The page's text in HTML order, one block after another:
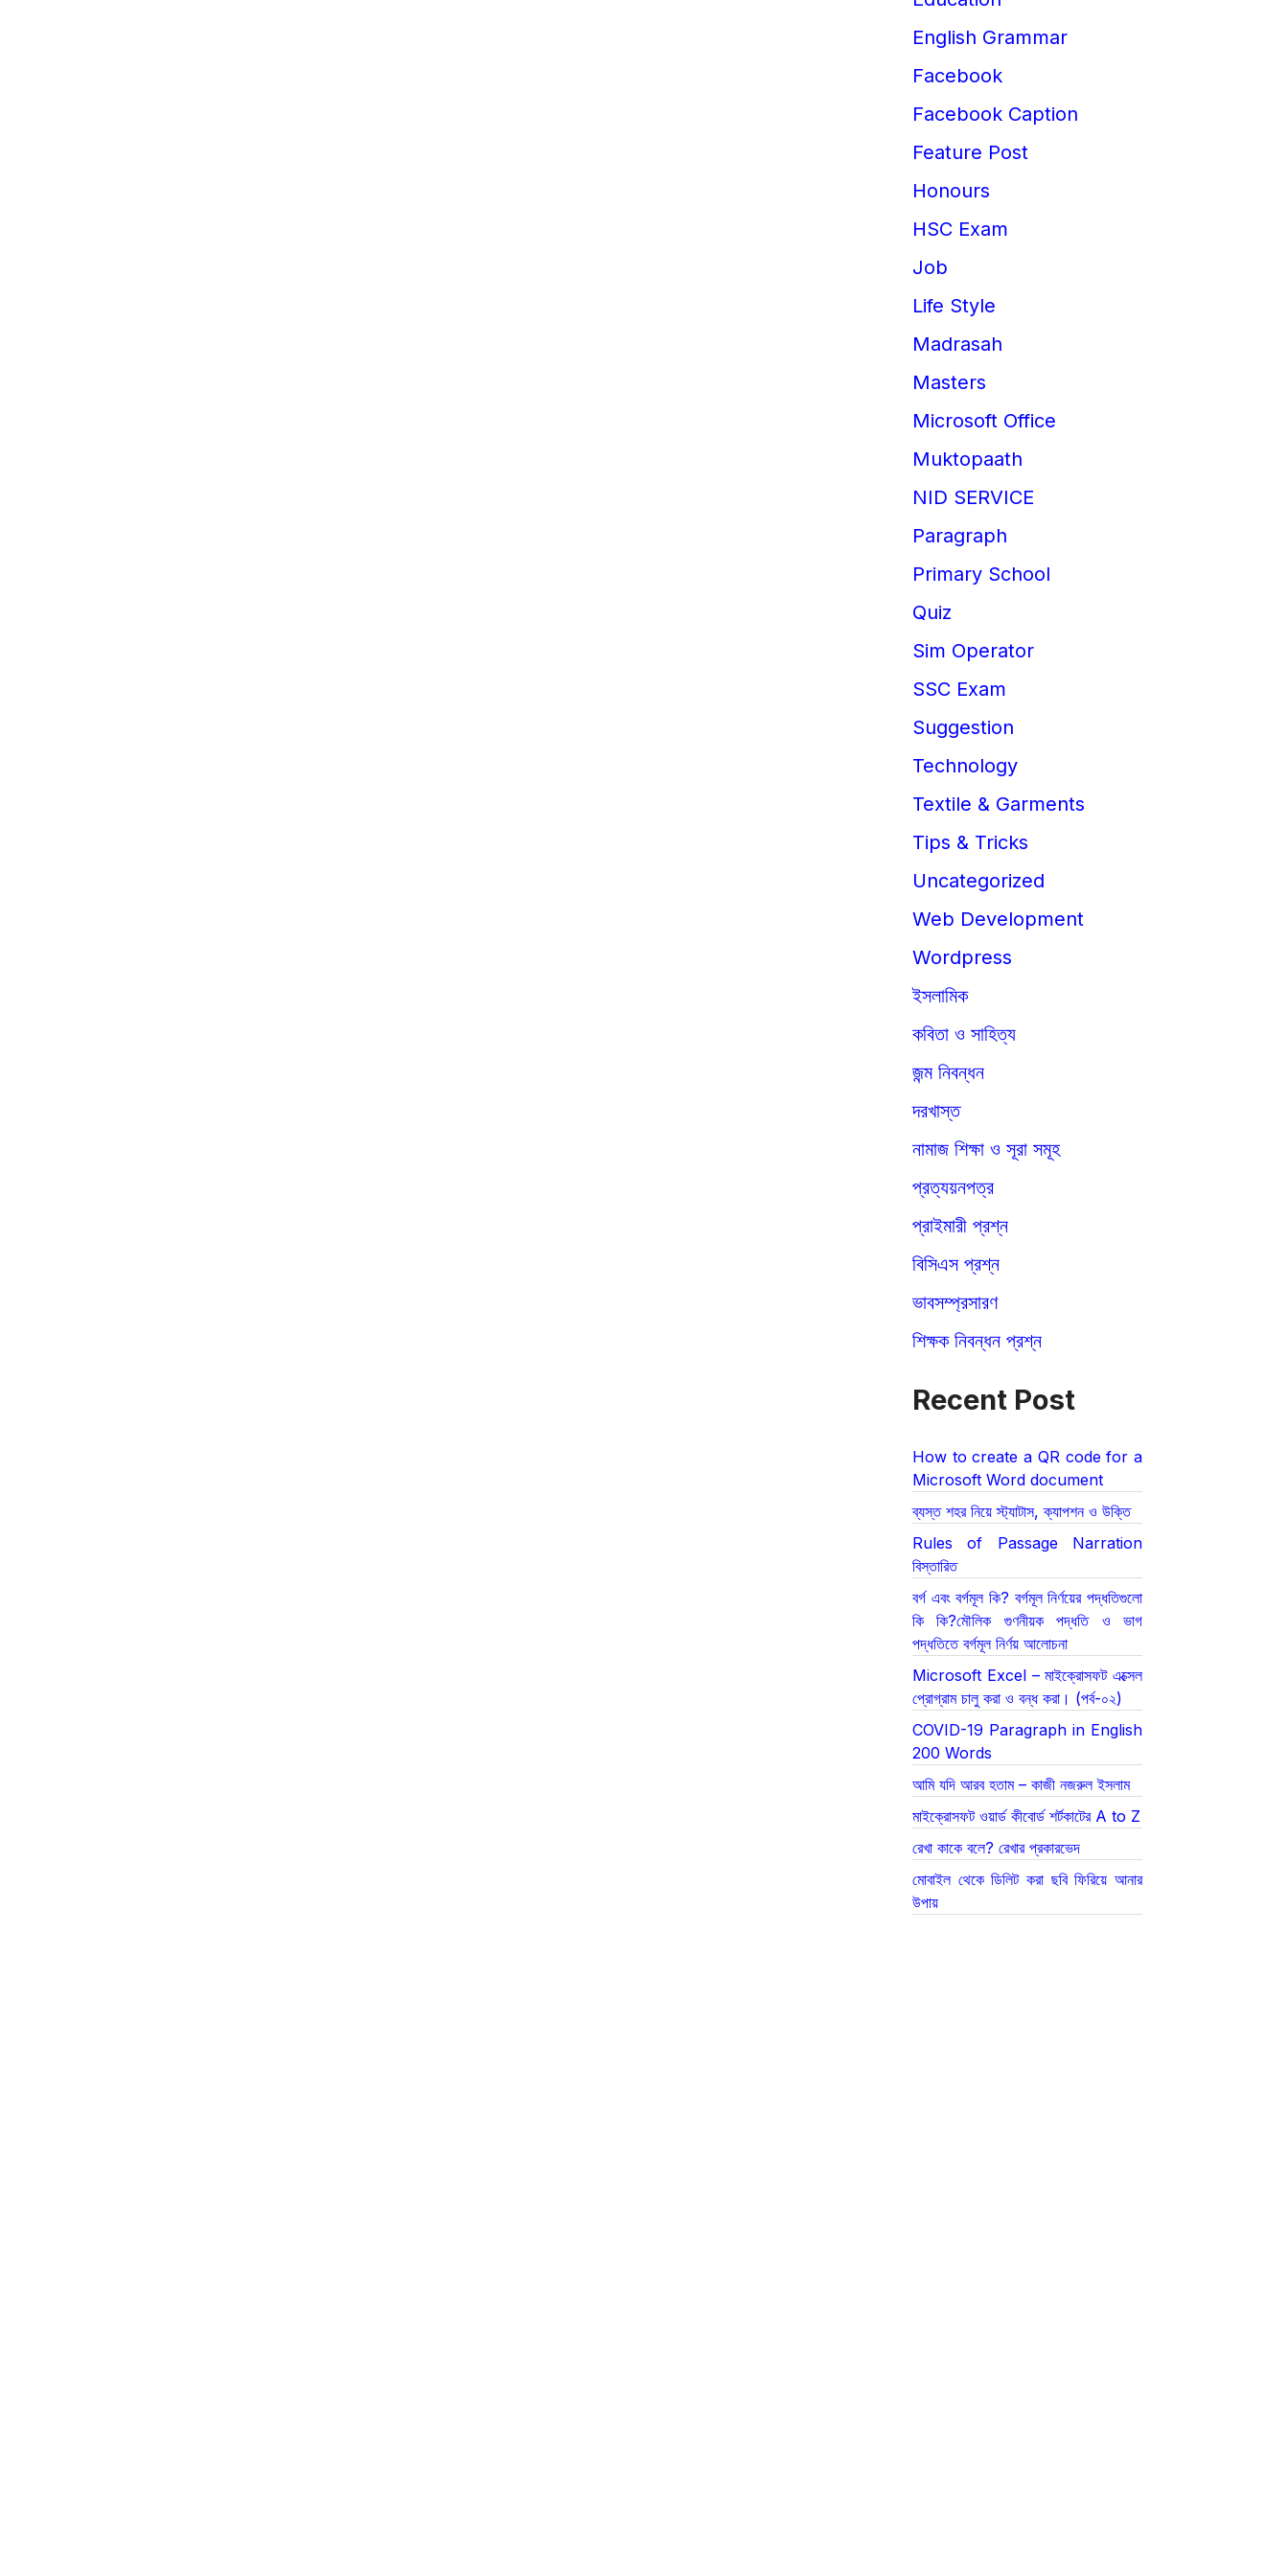
English Grammar
Facebook
Facebook Caption
Feature Post
Honours
HSC Exam
Job
Life Style
Madrasah
Masters
Microsoft Office
Muktopaath
NID SERVICE
Paragraph
Primary School
Quiz
Sim Operator
SSC Exam
Suggestion
Technology
Textile & Garments
Tips & Tricks
Uncategorized
Web Development
Wordpress
ইসলামিক
কবিতা ও সাহিত্য
জন্ম নিবন্ধন
দরখাস্ত
নামাজ শিক্ষা ও সূরা সমূহ
প্রত্যয়নপত্র
প্রাইমারী প্রশ্ন
বিসিএস প্রশ্ন
ভাবসম্প্রসারণ
শিক্ষক নিবন্ধন প্রশ্ন
Recent Post
How to create a QR code for a
Microsoft Word document
ব্যস্ত শহর নিয়ে স্ট্যাটাস, ক্যাপশন ও উক্তি
Rules of Passage Narration
বিস্তারিত
বর্গ এবং বর্গমূল কি? বর্গমূল নির্ণয়ের পদ্ধতিগুলো
কি কি?মৌলিক গুণনীয়ক পদ্ধতি ও ভাগ
পদ্ধতিতে বর্গমূল নির্ণয় আলোচনা
Microsoft Excel – মাইক্রোসফট এক্সেল
প্রোগ্রাম চালু করা ও বন্ধ করা। (পর্ব-০২)
COVID-19 Paragraph in English
200 Words
আমি যদি আরব হতাম – কাজী নজরুল ইসলাম
মাইক্রোসফট ওয়ার্ড কীবোর্ড শর্টকাটের A to Z
রেখা কাকে বলে? রেখার প্রকারভেদ
মোবাইল থেকে ডিলিট করা ছবি ফিরিয়ে আনার
উপায়